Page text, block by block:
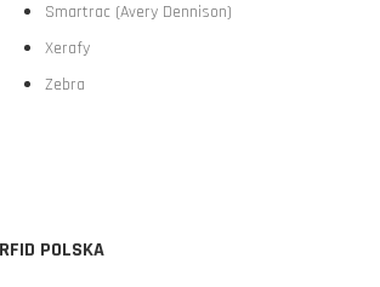
Smartrac (Avery Dennison)
Xerafy
Zebra
POLSKA